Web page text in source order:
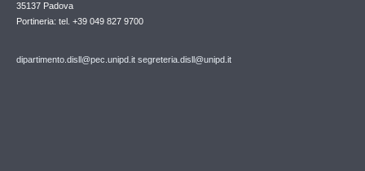
35137 Padova
Portineria: tel. +39 049 827 9700
dipartimento.disll@pec.unipd.it segreteria.disll@unipd.it